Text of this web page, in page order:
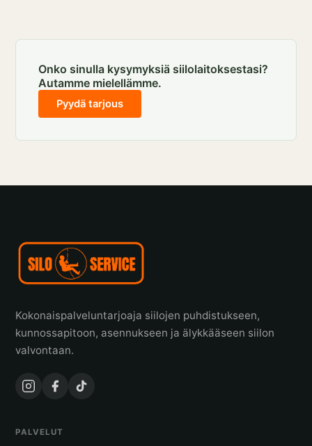
Onko sinulla kysymyksiä siilolaitoksestasi?
Autamme mielellämme.
Pyydä tarjous
Kokonaispalveluntarjoaja siilojen puhdistukseen,
kunnossapitoon, asennukseen ja älykkääseen siilon
valvontaan.
PALVELUT